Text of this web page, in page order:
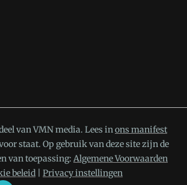
van VMN media. Lees in ons manifest
staat. Op gebruik van deze site zijn de
van toepassing: Algemene Voorwaarden
beleid Privacy instellingen